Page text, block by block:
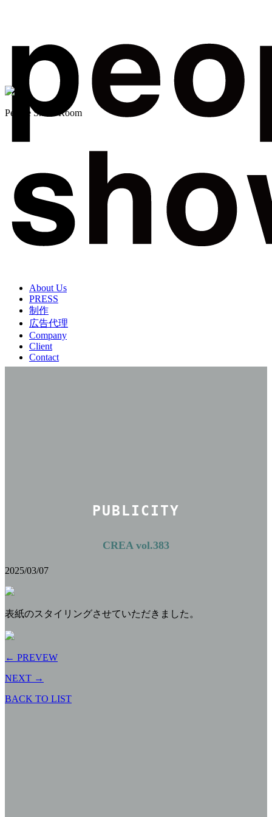
About Us
PRESS
制作
広告代理
Company
Client
Contact
PUBLICITY
CREA vol.383
2025/03/07
表紙のスタイリングさせていただきました。
← PREVEW
NEXT →
BACK TO LIST
People Show Room